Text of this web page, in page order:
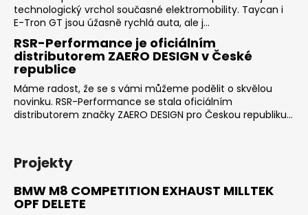
technologický vrchol současné elektromobility. Taycan i
E-Tron GT jsou úžasně rychlá auta, ale j...
RSR-Performance je oficiálním
distributorem ZAERO DESIGN v České
republice
Máme radost, že se s vámi můžeme podělit o skvělou
novinku. RSR-Performance se stala oficiálním
distributorem značky ZAERO DESIGN pro Českou republiku...
Projekty
BMW M8 COMPETITION EXHAUST MILLTEK
OPF DELETE